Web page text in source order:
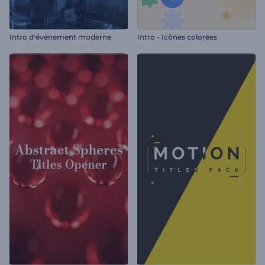
Intro d'événement moderne Intro - Icônes colorées